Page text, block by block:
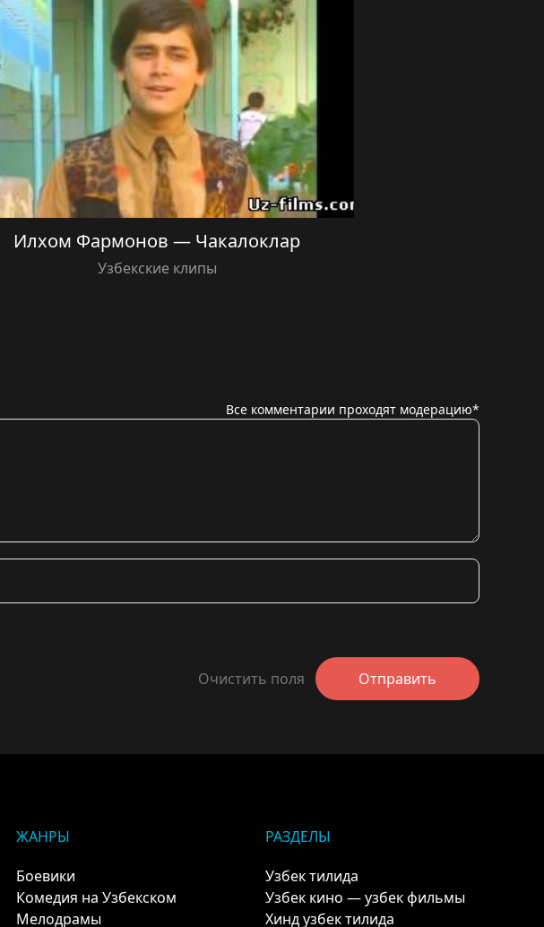
Илхом Фармонов — Чакалоклар
Узбекские клипы
Все комментарии проходят модерацию*
Очистить поля Отправить
ЖАНРЫ
Боевики
Комедия на Узбекском
Мелодрамы
РАЗДЕЛЫ
Узбек тилида
Узбек кино — узбек фильмы
Хинд узбек тилида